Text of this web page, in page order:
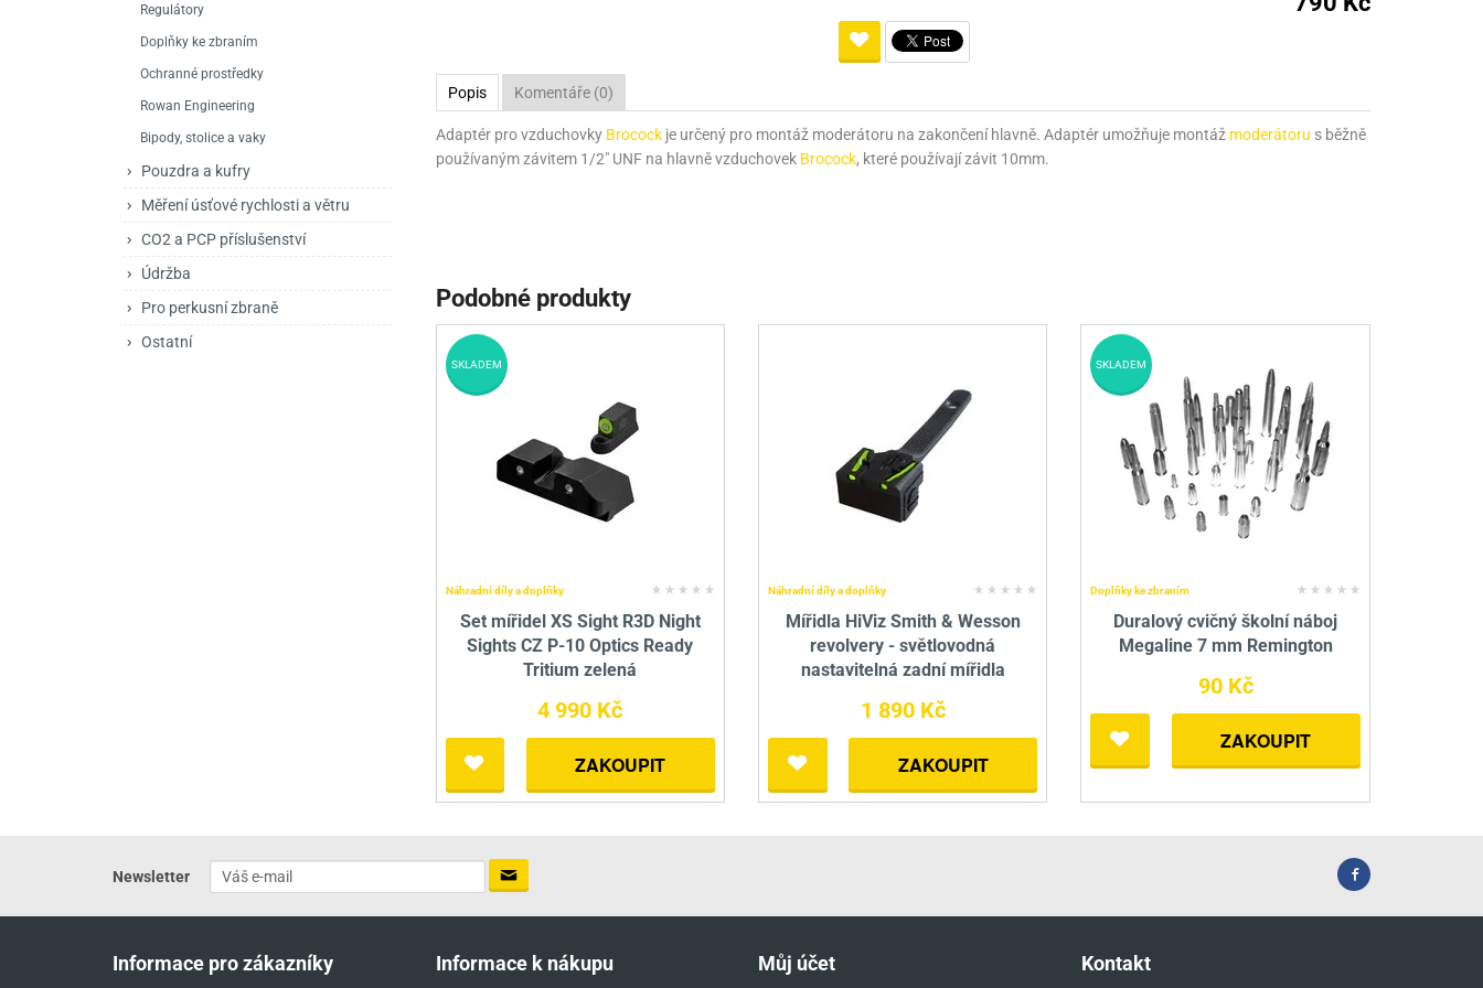
Brokovnice opakovací
Brokovnice samonabíjecí
Příslušenství pro nože
Mačety a sekery
Luky
Kuše
Obranné prostředky
Pro lištu 15 - 17 mm
Pistolové a revolverové náboje
Malorážkové náboje
Ochranné prostředky
Rowan Engineering
Pro perkusní zbraně
Svítilny
Regulátory
Doplňky ke zbraním
Ochranné prostředky
Rowan Engineering
Bipody, stolice a vaky
Pouzdra a kufry
Měření úsťové rychlosti a větru
CO2 a PCP příslušenství
Údržba
Pro perkusní zbraně
Ostatní
Popis Komentáře (0)
Adaptér pro vzduchovky Brocockje určený pro montáž moderátoru na zakončení hlavně. Adaptér umožňuje montáž moderátoru s běžně
používaným závitem 1/2" UNF na hlavně vzduchovek Brocock, které používají závit 10mm.
Podobné produkty
Náhradní díly a doplňky
Set mířidel XS Sight R3D Night
Sights CZ P-10 Optics Ready
Tritium zelená
4 990 Kč
ZAKOUPIT
SKLADEM
Náhradní díly a doplňky
Mířidla HiViz Smith & Wesson
revolvery - světlovodná
nastavitelná zadní mířidla
1 890 Kč
ZAKOUPIT
Doplňky ke zbraním
Duralový cvičný školní náboj
Megaline 7 mm Remington
90 Kč
ZAKOUPIT
SKLADEM
Newsletter
Informace pro zákazníky Informace k nákupu Můj účet Kontakt